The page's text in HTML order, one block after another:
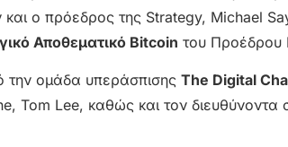
ο πρόεδρος της Strategy, Michael
Αποθεματικό Bitcoin του Προέδρου
ομάδα υπεράσπισης The Digital
Tom Lee, καθώς και τον